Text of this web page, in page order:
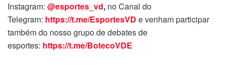
Instagram: @esportes_vd, no Canal do
Telegram: https://t.me/EsportesVD e venham participar
também do nosso grupo de debates de
esportes: https://t.me/BotecoVDE